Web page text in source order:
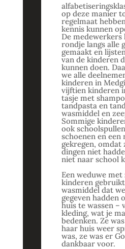
op deze manier
regelmaat
kennis kunnen
De medewerkers
rondje langs alle
gemaakt en
van de kinderen
kunnen doen.
we alle
kinderen in
vijftien kinderen
tasje met
tandpasta en
wasmiddel en
Sommige
ook
schoenen en een
gekregen, omdat
dingen niet
niet naar school
Een weduwe met
kinderen
wasmiddel dat
gegeven hadden
huis te wassen –
kleding, wat je
bedenken. Ze
haar huis weer
was, ze was er
dankbaar voor.